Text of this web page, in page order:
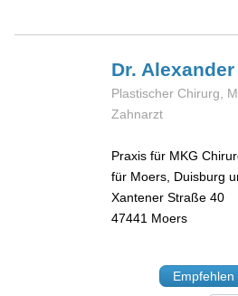
Dr. Alexander
Plastischer Chirurg,
Zahnarzt
Praxis für MKG
für Moers, Duisburg
Xantener Straße 40
47441 Moers
Empfehlen